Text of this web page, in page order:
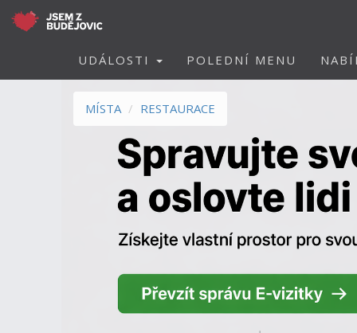
UDÁLOSTI POLEDNÍ MENU
MÍSTA RESTAURACE